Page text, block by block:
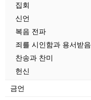
집회
신언
복음 전파
죄를 시인함과 용서받음
찬송과 찬미
헌신
금언